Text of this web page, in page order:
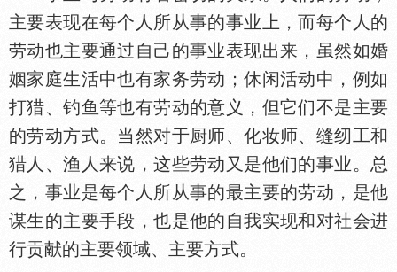
主要表现在每个人所从事的事业上，而每个人的
劳动也主要通过自己的事业表现出来，虽然如婚
姻家庭生活中也有家务劳动；休闲活动中，例如
打猎、钓鱼等也有劳动的意义，但它们不是主要
的劳动方式。当然对于厨师、化妆师、缝纫工和
猎人、渔人来说，这些劳动又是他们的事业。总
之，事业是每个人所从事的最主要的劳动，是他
谋生的主要手段，也是他的自我实现和对社会进
行贡献的主要领域、主要方式。